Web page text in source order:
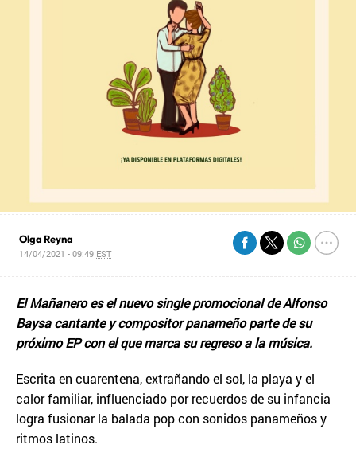
Olga Reyna
14/04/2021 - 09:49 EST
El Mañanero es el nuevo single promocional de Alfonso
Baysa cantante y compositor panameño parte de su
próximo EP con el que marca su regreso a la música.
Escrita en cuarentena, extrañando el sol, la playa y el
calor familiar, influenciado por recuerdos de su infancia
logra fusionar la balada pop con sonidos panameños y
ritmos latinos.